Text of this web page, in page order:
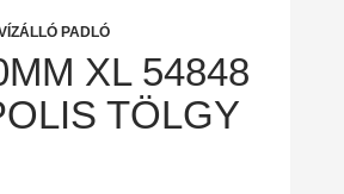
PADLÓ
XL 54848
TÖLGY